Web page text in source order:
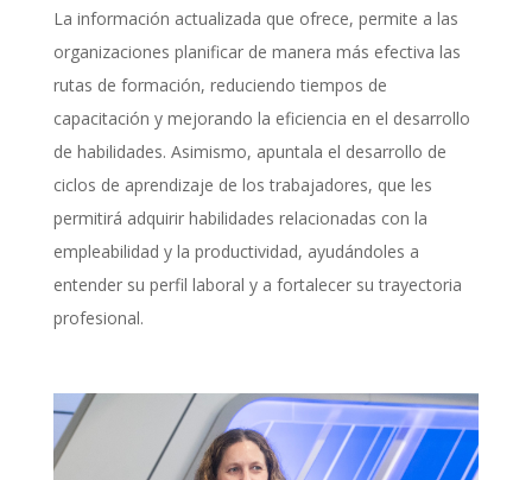
La información actualizada que ofrece, permite a las
organizaciones planificar de manera más efectiva las
rutas de formación, reduciendo tiempos de
capacitación y mejorando la eficiencia en el desarrollo
de habilidades. Asimismo, apuntala el desarrollo de
ciclos de aprendizaje de los trabajadores, que les
permitirá adquirir habilidades relacionadas con la
empleabilidad y la productividad, ayudándoles a
entender su perfil laboral y a fortalecer su trayectoria
profesional.